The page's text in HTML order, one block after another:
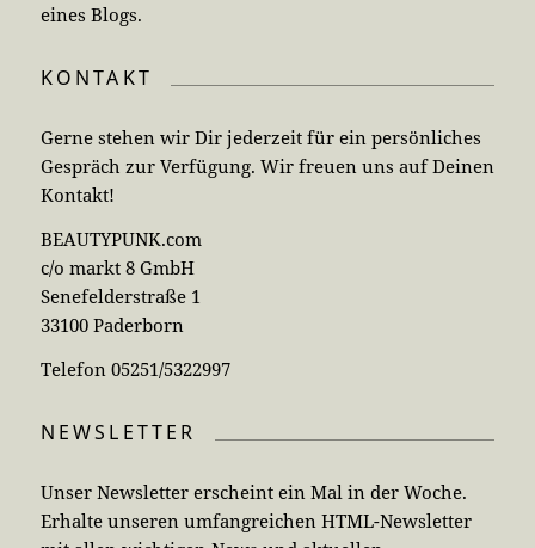
eines Blogs.
KONTAKT
Gerne stehen wir Dir jederzeit für ein persönliches
Gespräch zur Verfügung. Wir freuen uns auf Deinen
Kontakt!
BEAUTYPUNK.com
c/o markt 8 GmbH
Senefelderstraße 1
33100 Paderborn
Telefon 05251/5322997
NEWSLETTER
Unser Newsletter erscheint ein Mal in der Woche.
Erhalte unseren umfangreichen HTML-Newsletter